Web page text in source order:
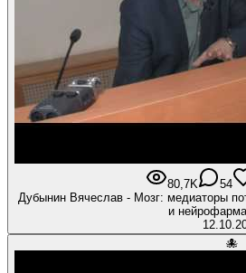
80,7K 54
Дубынин Вячеслав - Мозг: медиаторы потребностей
и
🐙